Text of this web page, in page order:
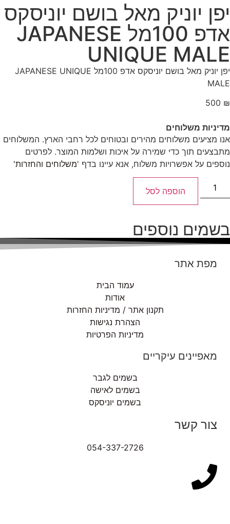
יפן יוניק מאל בושם יוניסקס
אדפ 100מל JAPANESE
UNIQUE MALE
יפן יוניק מאל בושם יוניסקס אדפ 100מל JAPANESE UNIQUE
MALE
500 ₪
מדיניות משלוחים
אנו מציעים משלוחים מהירים ובטוחים לכל רחבי הארץ. המשלוחים
מתבצעים תוך כדי שמירה על איכות ושלמות המוצר. לפרטים
נוספים על אפשרויות משלוח, אנא עיינו בדף 'משלוחים והחזרות'
הוספה לסל
בשמים נוספים
מפת אתר
עמוד הבית
אודות
תקנון אתר / מדיניות החזרות
הצהרת נגישות
מדיניות הפרטיות
מאפיינים עיקריים
בשמים לגבר
בשמים לאישה
בשמים יוניסקס
צור קשר
054-337-2726